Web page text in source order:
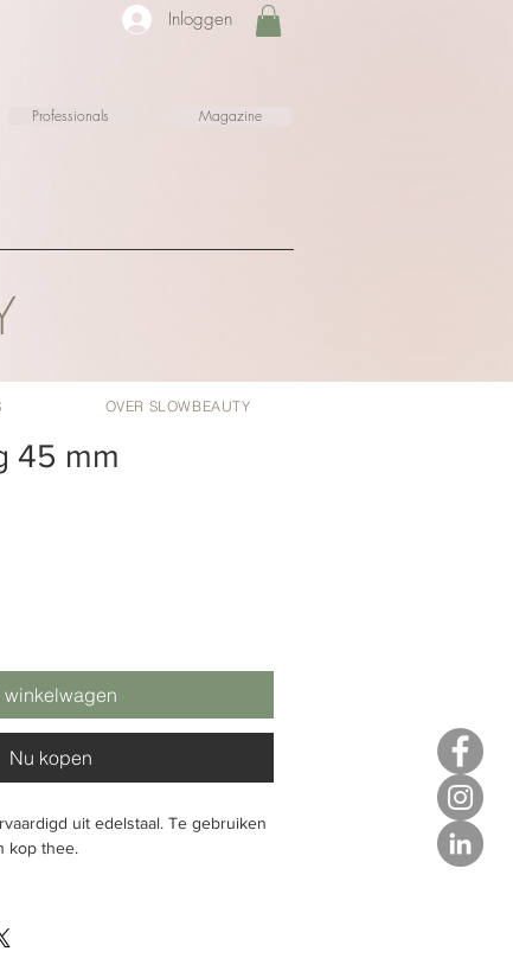
Inloggen
Professionals Magazine
OVER SLOWBEAUTY
45 mm
winkelwagen
Nu kopen
uit edelstaal. Te gebruiken
kop thee.